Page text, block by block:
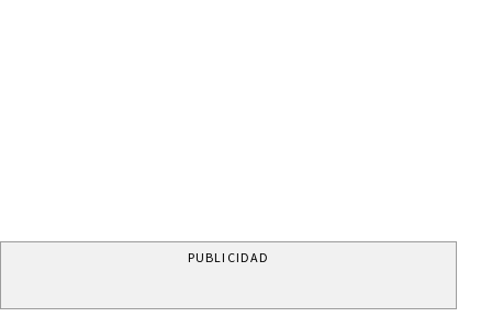
PUBLICIDAD